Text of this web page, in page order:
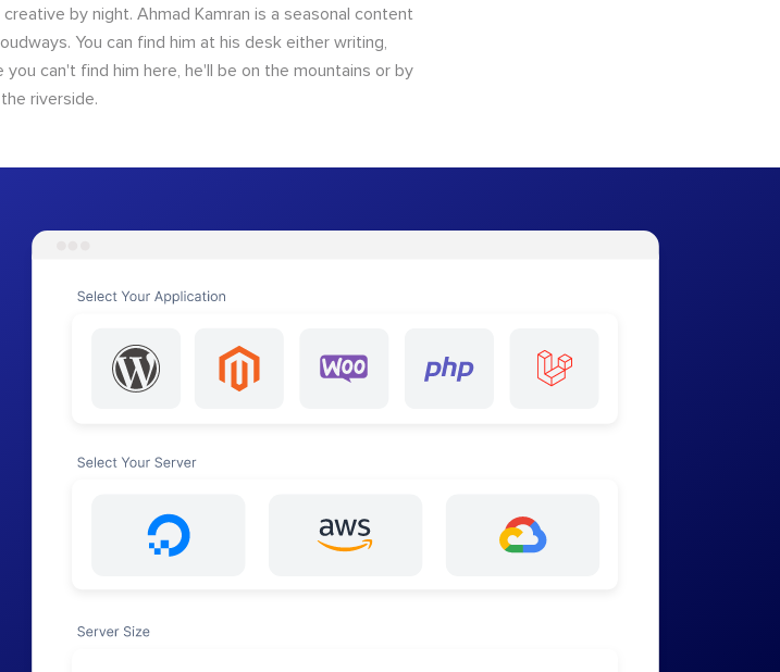
by night. Ahmad Kamran is a seasonal content
You can find him at his desk either writing,
can't find him here, he'll be on the mountains or by
the riverside.